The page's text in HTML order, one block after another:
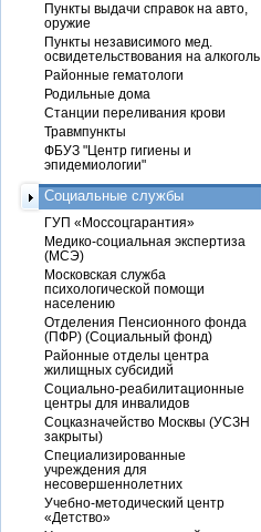
Пункты выдачи справок на авто,
оружие
Пункты независимого мед.
освидетельствования на алкоголь
Районные гематологи
Родильные дома
Станции переливания крови
Травмпункты
ФБУЗ "Центр гигиены и
эпидемиологии"
Социальные службы
ГУП «Моссоцгарантия»
Медико-социальная экспертиза
(МСЭ)
Московская служба
психологической помощи
населению
Отделения Пенсионного фонда
(ПФР) (Социальный фонд)
Районные отделы центра
жилищных субсидий
Социально-реабилитационные
центры для инвалидов
Соцказначейство Москвы (УСЗН
закрыты)
Специализированные
учреждения для
несовершеннолетних
Учебно-методический центр
«Детство»